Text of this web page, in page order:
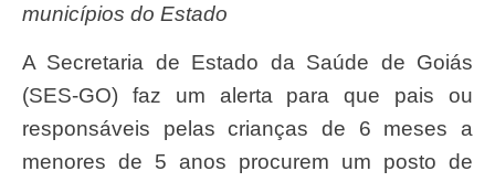
municípios do Estado
A Secretaria de Estado da Saúde de Goiás
(SES-GO) faz um alerta para que pais ou
responsáveis pelas crianças de 6 meses a
menores de 5 anos procurem um posto de